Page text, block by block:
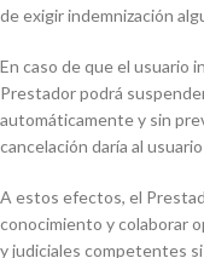
de exigir indemnización
En caso de que el usuario
Prestador podrá
automáticamente y sin
cancelación daría al
A estos efectos, el
conocimiento y colaborar
y judiciales competentes